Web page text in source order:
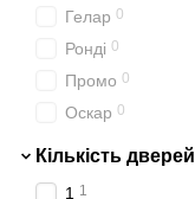
Гелар 0
Ронді 0
Промо 0
Оскар 0
Кількість дверей
1 1